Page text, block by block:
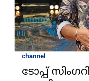
channel
ടോപ്പ്